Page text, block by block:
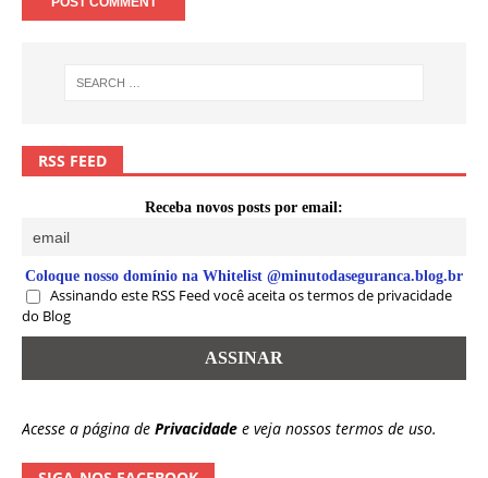
RSS FEED
Receba novos posts por email:
Coloque nosso domínio na Whitelist @minutodaseguranca.blog.br
Assinando este RSS Feed você aceita os termos de privacidade
do Blog
Acesse a página de Privacidade e veja nossos termos de uso.